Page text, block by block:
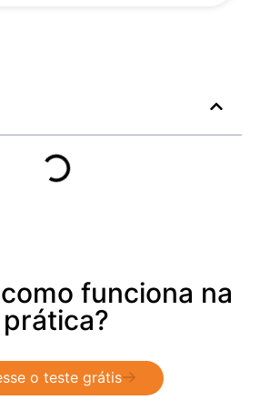
funciona na
prática?
o teste grátis